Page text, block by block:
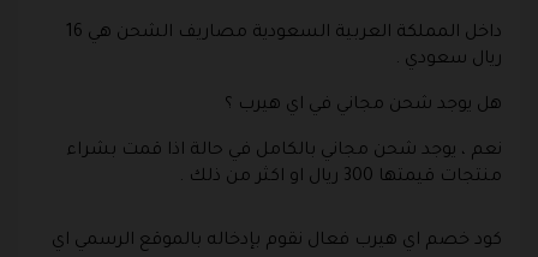
داخل المملكة العربية السعودية مصاريف الشحن هي 16
ريال سعودي .
هل يوجد شحن مجاني في اي هيرب ؟
نعم ، يوجد شحن مجاني بالكامل في حالة اذا قمت بشراء
منتجات قيمتها 300 ريال او اكثر من ذلك .
كود خصم اي هيرب فعال نقوم بإدخاله بالموقع الرسمي اي